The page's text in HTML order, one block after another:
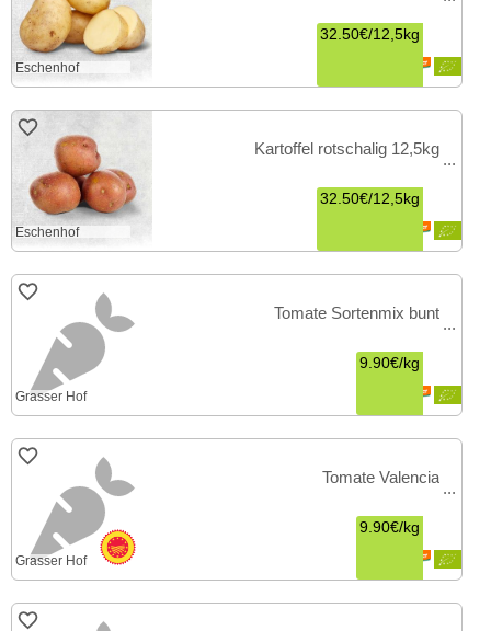
Eschenhof
32.50€/12,5kg
Kartoffel rotschalig 12,5kg
Eschenhof
32.50€/12,5kg
Tomate Sortenmix bunt
Grasser Hof
9.90€/kg
Tomate Valencia
Grasser Hof
9.90€/kg